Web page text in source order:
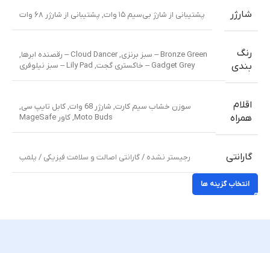
شارژر پشتیبانی از شارژ بی‌سیم ۱۵ وات , پشتیبانی از شارژر ۶۸ وات
رنگ
بندی
Bronze Green – سبز برنزی ,Cloud Dancer – رقصنده ابرها
,
Gadget Grey – خاکستری گجت
, Lily Pad – سبز نیلوفری
اقلام
همراه
سوزن خشاب سیم کارت, شارژر 68 وات ,کابل تایپ سی,
Moto Buds
,کاور MageSafe
گارانتی رجیستر نشده / گارانتی اصالت و سلامت فیزیکی / پلمپ
انتخاب گزینه ها